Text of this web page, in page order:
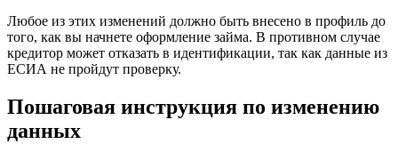
Любое из этих изменений должно быть внесено в профиль до
того, как вы начнете оформление займа. В противном случае
кредитор может отказать в идентификации, так как данные из
ЕСИА не пройдут проверку.
Пошаговая инструкция по изменению
данных